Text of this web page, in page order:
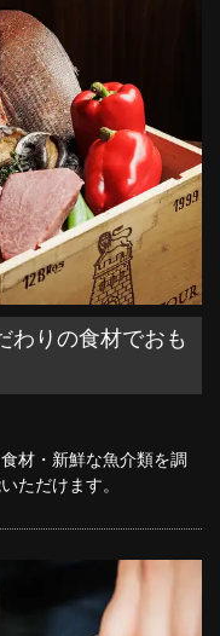
わりの食材でおも
材・新鮮な魚介類を調
ただけます。